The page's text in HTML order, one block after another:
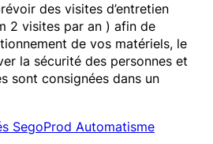
des visites d’entretien
2 visites par an ) afin de
de vos matériels, le
la sécurité des personnes et
sont consignées dans un
SegoProd Automatisme